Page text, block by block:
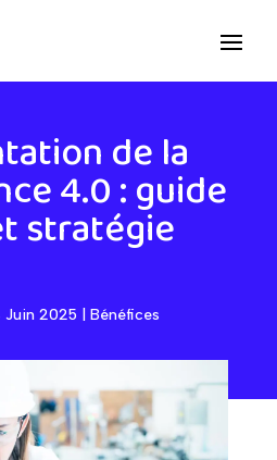
de la
4.0 : guide
stratégie
Juin 2025 Bénéfices